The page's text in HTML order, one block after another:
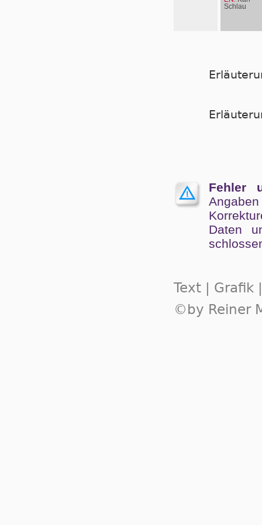
Schlau
Fehler
Angaben
Da­ten
Text | Grafik
©by Reiner